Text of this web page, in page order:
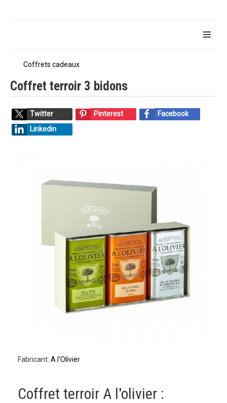
≡
Coffrets cadeaux
Coffret terroir 3 bidons
Twitter Pinterest
Facebook
Linkedin
Fabricant: A l'Olivier
Coffret terroir A l'olivier :